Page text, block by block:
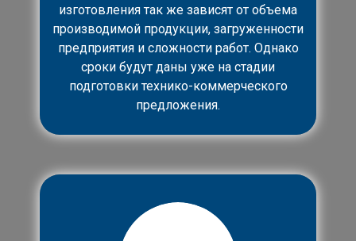
изготовления так же зависят от объема
производимой продукции, загруженности
предприятия и сложности работ. Однако
сроки будут даны уже на стадии
подготовки технико-коммерческого
предложения.